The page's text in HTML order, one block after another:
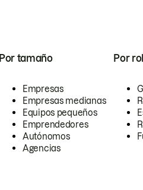
Por tamaño
Empresas
Empresas medianas
Equipos pequeños
Emprendedores
Autónomos
Agencias
Por rol